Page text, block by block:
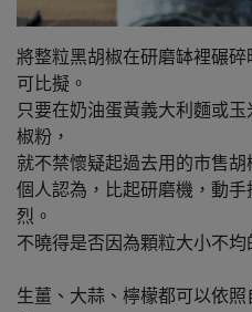
將整粒黑胡椒在研磨缽裡碾
可比擬。
只要在奶油蛋黃義大利麵或
椒粉，
就不禁懷疑起過去用的市售
個人認為，比起研磨機，動
烈。
不曉得是否因為顆粒大小不
生薑、大蒜、檸檬都可以依